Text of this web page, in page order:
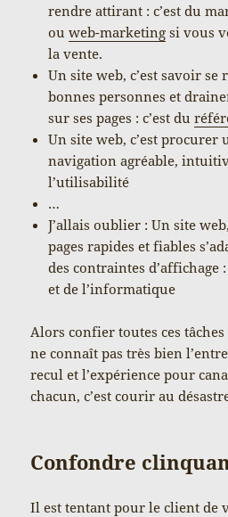
rendre attirant : c’est du
ouweb-marketing si vous
la vente.
Un site web, c’est savoir
bonnes personnes et
sur ses pages : c’est du
Un site web, c’est procurer
navigation agréable,
l’utilisabilité
…
J’allais oublier : Un site
pages rapides et fiables
des contraintes d’affichage
et de l’informatique
Alors confier toutes ces
ne connaît pas très bien
recul et l’expérience pour
chacun, c’est courir au
Confondre
Il est tentant pour le client de